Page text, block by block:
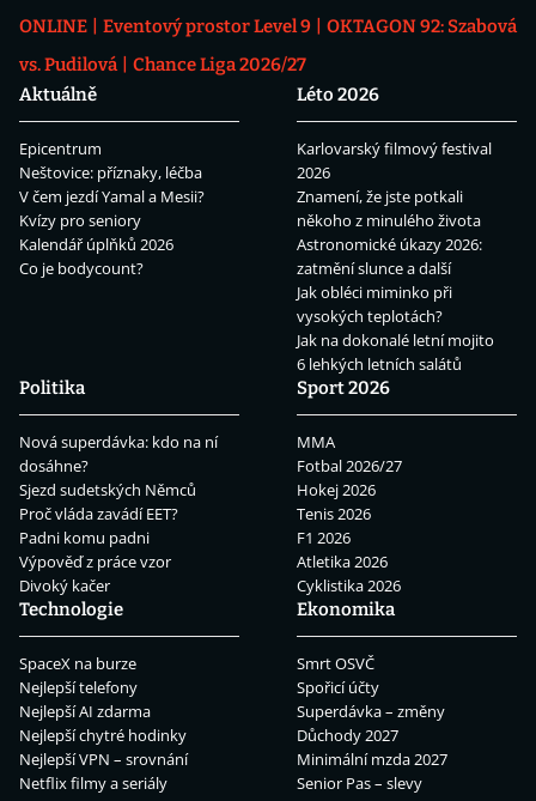
ONLINE
Eventový prostor Level 9
OKTAGON 92: Szabová
vs. Pudilová
Chance Liga 2026/27
Aktuálně
Epicentrum
Neštovice: příznaky, léčba
V čem jezdí Yamal a Mesii?
Kvízy pro seniory
Kalendář úplňků 2026
Co je bodycount?
Léto 2026
Karlovarský filmový festival
2026
Znamení, že jste potkali
někoho z minulého života
Astronomické úkazy 2026:
zatmění slunce a další
Jak obléci miminko při
vysokých teplotách?
Jak na dokonalé letní mojito
6 lehkých letních salátů
Politika
Nová superdávka: kdo na ní
dosáhne?
Sjezd sudetských Němců
Proč vláda zavádí EET?
Padni komu padni
Výpověď z práce vzor
Divoký kačer
Sport 2026
MMA
Fotbal 2026/27
Hokej 2026
Tenis 2026
F1 2026
Atletika 2026
Cyklistika 2026
Technologie
SpaceX na burze
Nejlepší telefony
Nejlepší AI zdarma
Nejlepší chytré hodinky
Nejlepší VPN – srovnání
Netflix filmy a seriály
Ekonomika
Smrt OSVČ
Spořicí účty
Superdávka – změny
Důchody 2027
Minimální mzda 2027
Senior Pas – slevy